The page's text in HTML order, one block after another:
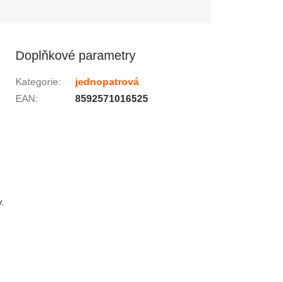
Doplňkové parametry
Kategorie:
jednopatrová
EAN: 8592571016525